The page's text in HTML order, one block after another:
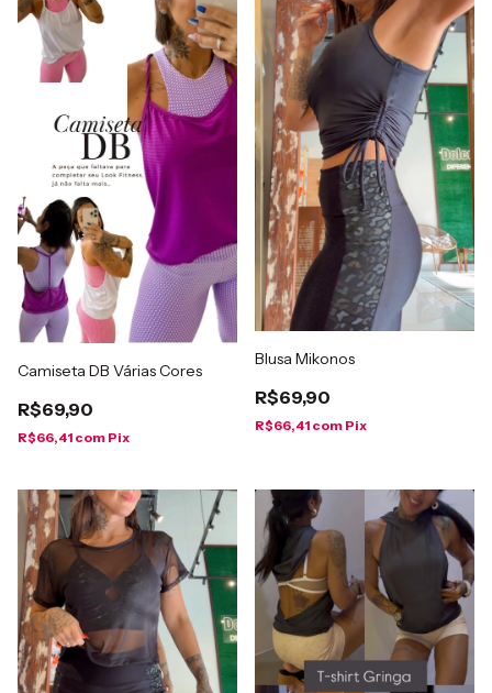
Camiseta DB Várias Cores
R$69,90
R$66,41 com Pix
Blusa Mikonos
R$69,90
R$66,41 com Pix